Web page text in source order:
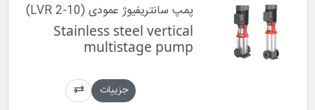
پمپ سانتریفیوژ عمودی (LVR 2-10)
Stainless steel vertical
multistage pump
جزییات